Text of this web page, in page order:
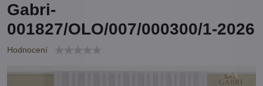
Gabri-
001827/OLO/007/000300/1-2026
Hodnocení